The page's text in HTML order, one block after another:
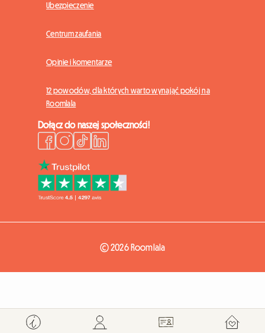
Ubezpieczenie
Centrum zaufania
Opinie i komentarze
12 powodów, dla których warto wynająć pokój na
Roomlala
Dołącz do naszej społeczności!
© 2026 Roomlala